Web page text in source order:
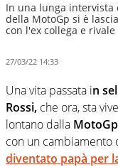
In una lunga intervista
della MotoGp si è
con l'ex collega e rivale
27/03/22 14:33
Una vita passata in
Rossi, che ora, sta
lontano dalla MotoGp
con un cambiamento
diventato papà per